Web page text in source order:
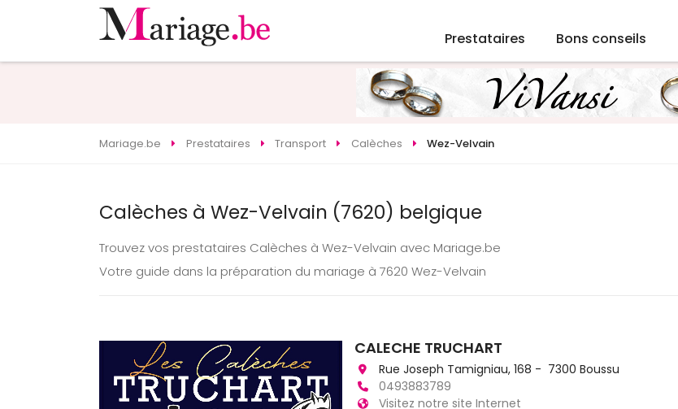
Prestataires Bons conseils
Mariage.be Prestataires Transport Calèches Wez-Velvain
Calèches à Wez-Velvain (7620) belgique
Trouvez vos prestataires Calèches à Wez-Velvain avec Mariage.be
Votre guide dans la préparation du mariage à 7620 Wez-Velvain
CALECHE TRUCHART
Rue Joseph Tamigniau, 168 - 7300 Boussu
0493883789
Visitez notre site Internet